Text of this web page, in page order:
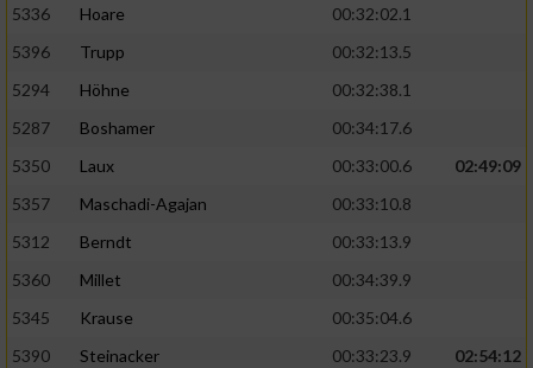
5336
Hoare
00:32:02.1
5396
Trupp
00:32:13.5
5294
Höhne
00:32:38.1
5287
Boshamer
00:34:17.6
5350
Laux 00:33:00.6
02:49:09
5357
Maschadi-Agajan
00:33:10.8
5312
Berndt
00:33:13.9
5360
Millet
00:34:39.9
5345
Krause
00:35:04.6
5390
Steinacker 00:33:23.9
02:54:12